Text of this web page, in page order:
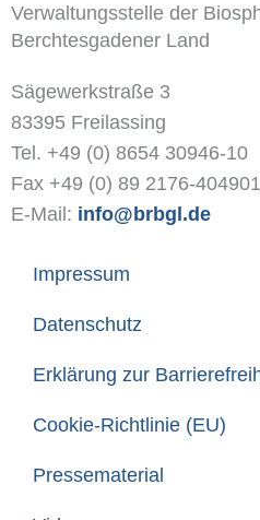
Verwaltungsstelle der
Berchtesgadener Land
Sägewerkstraße 3
83395 Freilassing
Tel. +49 (0) 8654 30946-10
Fax +49 (0) 89 2176-404901
E-Mail: info@brbgl.de
Impressum
Datenschutz
Erklärung zur
Cookie-Richtlinie (EU)
Pressematerial